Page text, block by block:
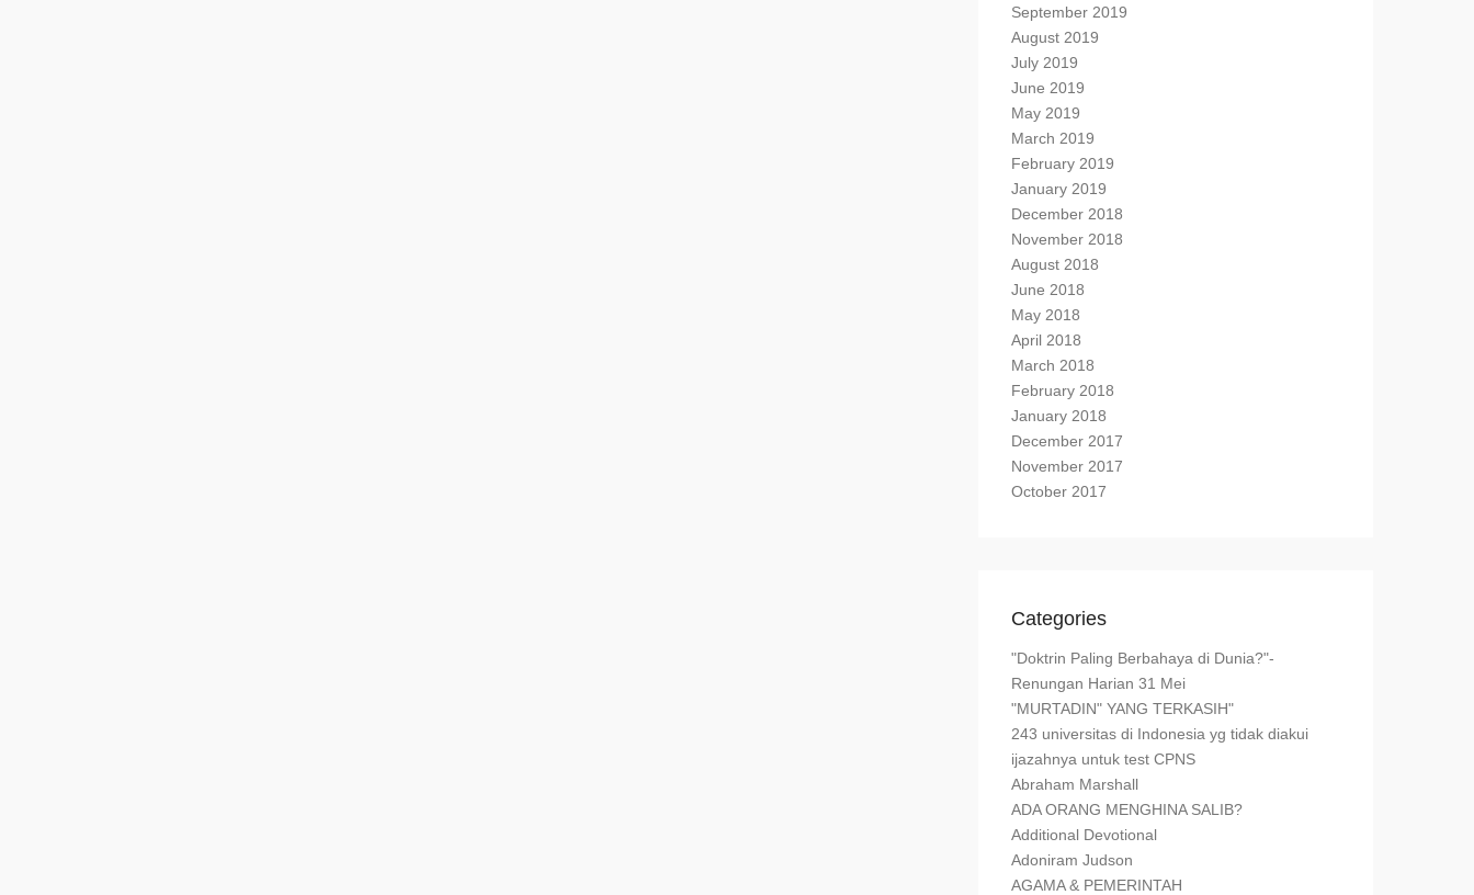
September 2019
August 2019
July 2019
June 2019
May 2019
March 2019
February 2019
January 2019
December 2018
November 2018
August 2018
June 2018
May 2018
April 2018
March 2018
February 2018
January 2018
December 2017
November 2017
October 2017
Categories
"Doktrin Paling Berbahaya di Dunia?"-
Renungan Harian 31 Mei
"MURTADIN" YANG TERKASIH"
243 universitas di Indonesia yg tidak diakui
ijazahnya untuk test CPNS
Abraham Marshall
ADA ORANG MENGHINA SALIB?
Additional Devotional
Adoniram Judson
AGAMA & PEMERINTAH